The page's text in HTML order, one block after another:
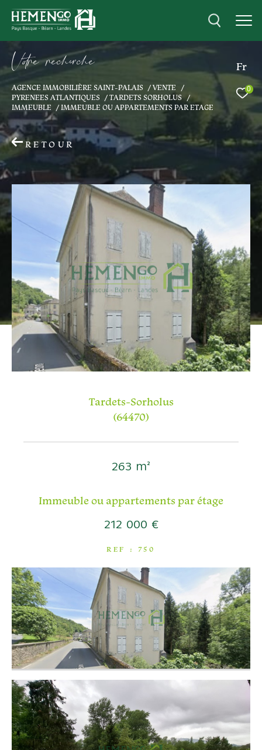
Fr
0
Vore recece
AGENCE IMMOBILIÈRE SAINT-PALAIS
VENTE
PYRENEES ATLANTIQUES
TARDETS SORHOLUS
IMMEUBLE
IMMEUBLE OU APPARTEMENTS PAR ETAGE
RETOUR
Tardets-Sorholus
(64470)
263 m²
Immeuble ou appartements par étage
212 000 €
REF : 750
Effectuer une recherche
et trouver le bien qui correspond à vos
critères
d'offre
Acheter
Type de bien
Budget
Budget
Surface
Surface
Pièces
AFFINER LES CRITÈRES
RECHERCHER